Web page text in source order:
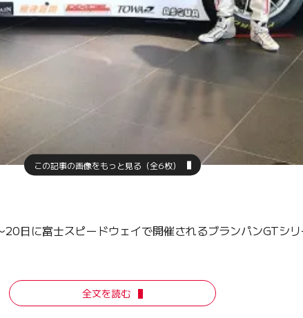
この記事の画像をもっと見る（全6枚）
日に富士スピードウェイで開催されるブランパンGTシ
全文を読む